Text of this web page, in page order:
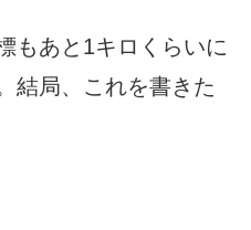
もあと1キロくらいに
結局、これを書きた